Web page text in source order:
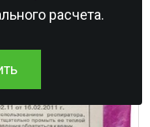
расчета.